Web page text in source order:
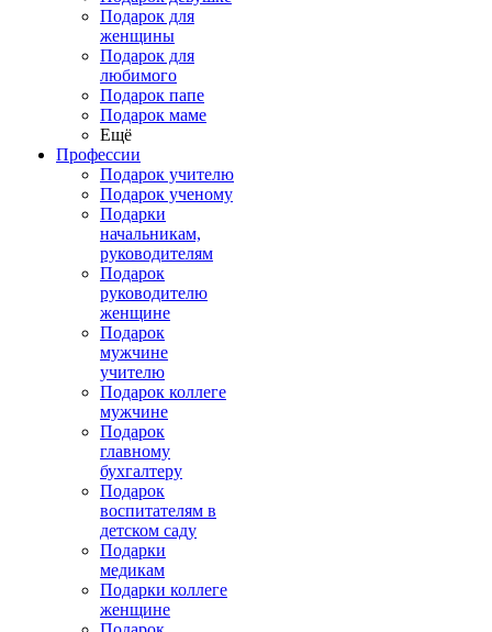
Подарок для
женщины
Подарок для
любимого
Подарок папе
Подарок маме
Ещё
Профессии
Подарок учителю
Подарок ученому
Подарки
начальникам,
руководителям
Подарок
руководителю
женщине
Подарок
мужчине
учителю
Подарок коллеге
мужчине
Подарок
главному
бухгалтеру
Подарок
воспитателям в
детском саду
Подарки
медикам
Подарки коллеге
женщине